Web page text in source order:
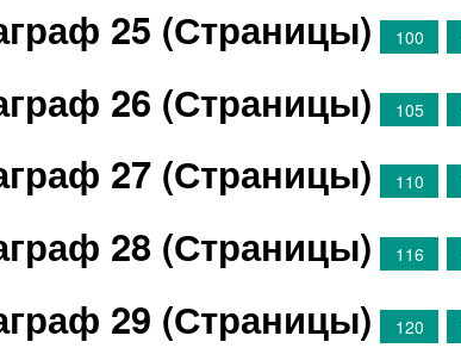
25 (Страницы) 100
26 (Страницы) 105
27 (Страницы) 110
28 (Страницы) 116
29 (Страницы) 120